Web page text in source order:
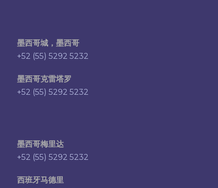
墨西哥城，墨西哥
+52 (55) 5292 5232
墨西哥克雷塔罗
+52 (55) 5292 5232
墨西哥梅里达
+52 (55) 5292 5232
西班牙马德里